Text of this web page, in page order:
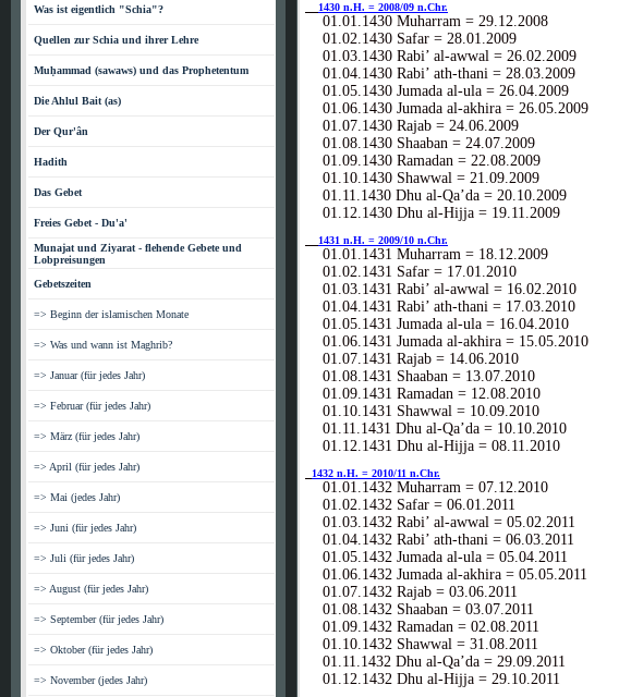
Was ist eigentlich "Schia"?
Quellen zur Schia und ihrer Lehre
Muḥammad (sawaws) und das Prophetentum
Die Ahlul Bait (as)
Der Qur'ân
Hadith
Das Gebet
Freies Gebet - Du'a'
Munajat und Ziyarat - flehende Gebete und
Lobpreisungen
Gebetszeiten
=> Beginn der islamischen Monate
=> Was und wann ist Maghrib?
=> Januar (für jedes Jahr)
=> Februar (für jedes Jahr)
=> März (für jedes Jahr)
=> April (für jedes Jahr)
=> Mai (jedes Jahr)
=> Juni (für jedes Jahr)
=> Juli (für jedes Jahr)
=> August (für jedes Jahr)
=> September (für jedes Jahr)
=> Oktober (für jedes Jahr)
=> November (jedes Jahr)
1430 n.H. = 2008/09 n.Chr.
01.01.1430 Muharram = 29.12.2008
01.02.1430 Safar = 28.01.2009
01.03.1430 Rabi’ al-awwal = 26.02.2009
01.04.1430 Rabi’ ath-thani = 28.03.2009
01.05.1430 Jumada al-ula = 26.04.2009
01.06.1430 Jumada al-akhira = 26.05.2009
01.07.1430 Rajab = 24.06.2009
01.08.1430 Shaaban = 24.07.2009
01.09.1430 Ramadan = 22.08.2009
01.10.1430 Shawwal = 21.09.2009
01.11.1430 Dhu al-Qa’da = 20.10.2009
01.12.1430 Dhu al-Hijja = 19.11.2009
1431 n.H. = 2009/10 n.Chr.
01.01.1431 Muharram = 18.12.2009
01.02.1431 Safar = 17.01.2010
01.03.1431 Rabi’ al-awwal = 16.02.2010
01.04.1431 Rabi’ ath-thani = 17.03.2010
01.05.1431 Jumada al-ula = 16.04.2010
01.06.1431 Jumada al-akhira = 15.05.2010
01.07.1431 Rajab = 14.06.2010
01.08.1431 Shaaban = 13.07.2010
01.09.1431 Ramadan = 12.08.2010
01.10.1431 Shawwal = 10.09.2010
01.11.1431 Dhu al-Qa’da = 10.10.2010
01.12.1431 Dhu al-Hijja = 08.11.2010
1432 n.H. = 2010/11 n.Chr.
01.01.1432 Muharram = 07.12.2010
01.02.1432 Safar = 06.01.2011
01.03.1432 Rabi’ al-awwal = 05.02.2011
01.04.1432 Rabi’ ath-thani = 06.03.2011
01.05.1432 Jumada al-ula = 05.04.2011
01.06.1432 Jumada al-akhira = 05.05.2011
01.07.1432 Rajab = 03.06.2011
01.08.1432 Shaaban = 03.07.2011
01.09.1432 Ramadan = 02.08.2011
01.10.1432 Shawwal = 31.08.2011
01.11.1432 Dhu al-Qa’da = 29.09.2011
01.12.1432 Dhu al-Hijja = 29.10.2011